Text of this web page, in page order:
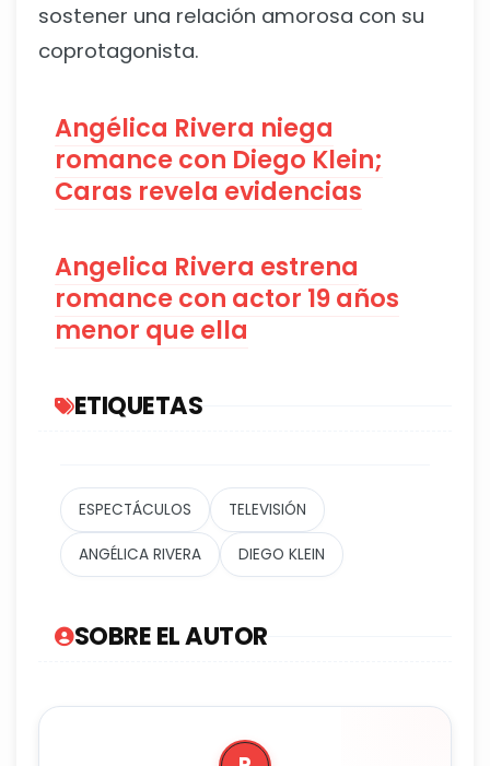
sostener una relación amorosa con su
coprotagonista.
Angélica Rivera niega
romance con Diego Klein;
Caras revela evidencias
Angelica Rivera estrena
romance con actor 19 años
menor que ella
ETIQUETAS
ESPECTÁCULOS TELEVISIÓN
ANGÉLICA RIVERA DIEGO KLEIN
SOBRE EL AUTOR